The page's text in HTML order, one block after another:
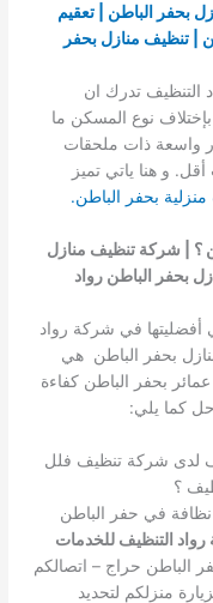
بحفر الباطن | تعقيم
| تنظيف منازل بحفر
التنظيف تدرك ان
نوع المسكن ما
واسعة ذات ملحقات
و هنا ياتي تميز
بحفر الباطن.
؟ | شركة تنظيف منازل
بحفر الباطن رواد
في شركة رواد
بحفر الباطن هي
بحفر الباطن كفاءة
كما يلي:
لدى شركة تنظيف فلل
؟
التنظيف للخدمات
الباطن حراج – اتصالكم
منزلكم لتحديد